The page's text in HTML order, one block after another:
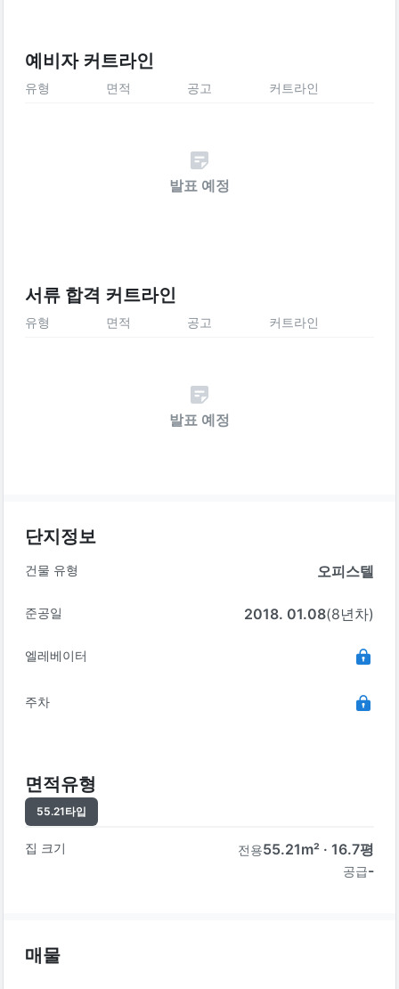
예비자 커트라인
유형 면적 공고 커트라인
발표 예정
서류 합격 커트라인
유형 면적 공고 커트라인
발표 예정
단지정보
건물 유형 오피스텔
준공일 2018. 01.08(8년차)
엘레베이터
주차
면적유형
55.21타입
집 크기 전용55.21m² · 16.7평
공급-
매물